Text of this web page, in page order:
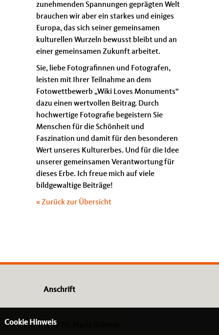
zunehmenden Spannungen geprägten Welt
brauchen wir aber ein starkes und einiges
Europa, das sich seiner gemeinsamen
kulturellen Wurzeln bewusst bleibt und an
einer gemeinsamen Zukunft arbeitet.
Sie, liebe Fotografinnen und Fotografen,
leisten mit Ihrer Teilnahme an dem
Fotowettbewerb „Wiki Loves Monuments“
dazu einen wertvollen Beitrag. Durch
hochwertige Fotografie begeistern Sie
Menschen für die Schönheit und
Faszination und damit für den besonderen
Wert unseres Kulturerbes. Und für die Idee
unserer gemeinsamen Verantwortung für
dieses Erbe. Ich freue mich auf viele
bildgewaltige Beiträge!
« Zurück zur Übersicht
Anschrift
Prof. Dr. Maria Böhmer
Cookie Hinweis